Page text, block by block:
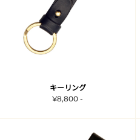
キーリング
¥8,800 -